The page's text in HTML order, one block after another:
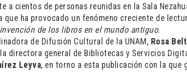
a cientos de personas reunidas en la Sala
ha provocado un fenómeno creciente de
de los libros en el mundo antiguo.
de Difusión Cultural de la UNAM, Rosa
directora general de Bibliotecas y Servicios
Leyva, en torno a esta publicación con la que